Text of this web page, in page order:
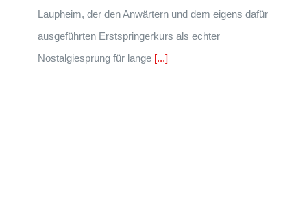
Laupheim, der den Anwärtern und dem eigens dafür
ausgeführten Erstspringerkurs als echter
Nostalgiesprung für lange [...]